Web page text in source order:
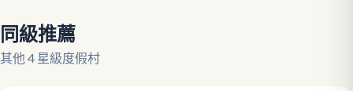
同級推薦
其他 4 星級度假村